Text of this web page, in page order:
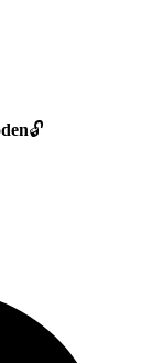
🔓